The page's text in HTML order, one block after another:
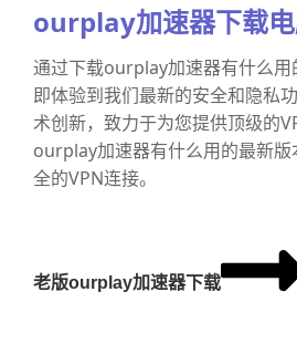
ourplay加速器下载
通过下载ourplay加速器有什么用
即体验到我们最新的安全和隐私
术创新，致力于为您提供顶级的
ourplay加速器有什么用的最新版
全的VPN连接。
老版ourplay加速器下载